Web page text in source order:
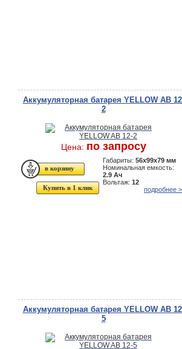
Аккумуляторная батарея YELLOW AB
2
Цена: по запросу
Купить в 1 клик
Габариты: 56x99x79 мм
Номинальная емкость:
2.9 Ач
Вольтаж: 12
подробнее
Аккумуляторная батарея YELLOW AB
5